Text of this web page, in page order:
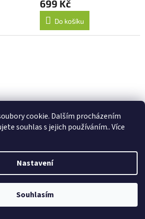
cookie. Dalším procházením
souhlas s jejich používáním.. Více
Nastavení
Souhlasím
699 Kč
Do košíku
Čokoláda - Tatínkovi
99 Kč
Do košíku